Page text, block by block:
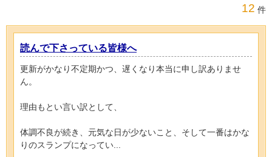
12 件
読んで下さっている皆様へ
更新がかなり不定期かつ、遅くなり本当に申し訳ありませ
ん。
理由もとい言い訳として、
体調不良が続き、元気な日が少ないこと、そして一番はかな
りのスランプになってい...